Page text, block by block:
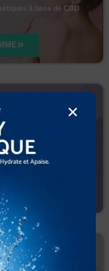
×
à base de CBD
Bébé
haute qualité.
Incontinence